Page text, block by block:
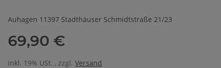
Auhagen 11397 Stadthäuser Schmidtstraße 21/23
69,90 €
inkl. 19% USt. , zzgl. Versand